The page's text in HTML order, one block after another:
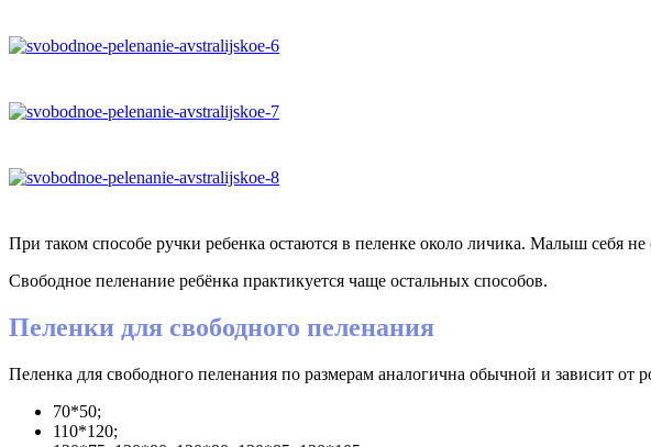
При таком способе ручки ребенка остаются в пеленке около личика. Малыш себя
Свободное пеленание ребёнка практикуется чаще остальных способов.
Пеленки для свободного пеленания
Пеленка для свободного пеленания по размерам аналогична обычной и зависит
70*50;
110*120;